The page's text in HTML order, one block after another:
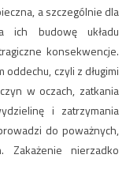
a szczególnie dla
ich budowę układu
konsekwencje.
czyli z długimi
w oczach, zatkania
i zatrzymania
do poważnych,
Zakażenie nierzadko